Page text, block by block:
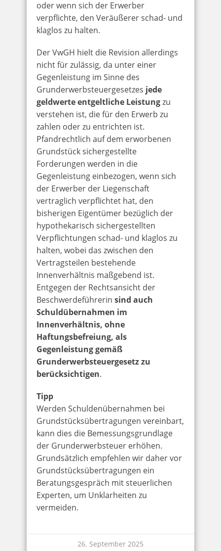
oder wenn sich der Erwerber
verpflichte, den Veräußerer schad- und
klaglos zu halten.
Der VwGH hielt die Revision allerdings
nicht für zulässig, da unter einer
Gegenleistung im Sinne des
Grunderwerbsteuergesetzes jede
geldwerte entgeltliche Leistungzu
verstehen ist, die für den Erwerb zu
zahlen oder zu entrichten ist.
Pfandrechtlich auf dem erworbenen
Grundstück sichergestellte
Forderungen werden in die
Gegenleistung einbezogen, wenn sich
der Erwerber der Liegenschaft
vertraglich verpflichtet hat, den
bisherigen Eigentümer bezüglich der
hypothekarisch sichergestellten
Verpflichtungen schad- und klaglos zu
halten, wobei das zwischen den
Vertragsteilen bestehende
Innenverhältnis maßgebend ist.
Entgegen der Rechtsansicht der
Beschwerdeführerin sind auch
Schuldübernahmen im
Innenverhältnis, ohne
Haftungsbefreiung, als
Gegenleistung gemäß
Grunderwerbsteuergesetz zu
berücksichtigen.
Tipp
Werden Schuldenübernahmen bei
Grundstücksübertragungen vereinbart,
kann dies die Bemessungsgrundlage
der Grunderwerbsteuer erhöhen.
Grundsätzlich empfehlen wir daher vor
Grundstücksübertragungen ein
Beratungsgespräch mit steuerlichen
Experten, um Unklarheiten zu
vermeiden.
26. September 2025